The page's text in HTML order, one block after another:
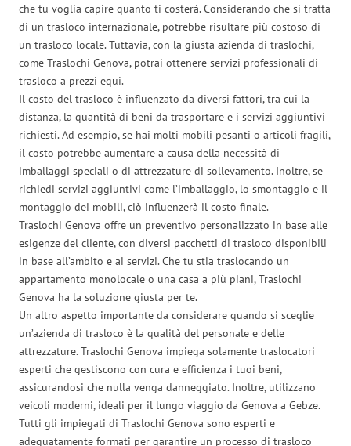
che tu voglia capire quanto ti costerà. Considerando che si tratta
di un trasloco internazionale, potrebbe risultare più costoso di
un trasloco locale. Tuttavia, con la giusta azienda di traslochi,
come Traslochi Genova, potrai ottenere servizi professionali di
trasloco a prezzi equi.
Il costo del trasloco è influenzato da diversi fattori, tra cui la
distanza, la quantità di beni da trasportare e i servizi aggiuntivi
richiesti. Ad esempio, se hai molti mobili pesanti o articoli fragili,
il costo potrebbe aumentare a causa della necessità di
imballaggi speciali o di attrezzature di sollevamento. Inoltre, se
richiedi servizi aggiuntivi come l’imballaggio, lo smontaggio e il
montaggio dei mobili, ciò influenzerà il costo finale.
Traslochi Genova offre un preventivo personalizzato in base alle
esigenze del cliente, con diversi pacchetti di trasloco disponibili
in base all’ambito e ai servizi. Che tu stia traslocando un
appartamento monolocale o una casa a più piani, Traslochi
Genova ha la soluzione giusta per te.
Un altro aspetto importante da considerare quando si sceglie
un’azienda di trasloco è la qualità del personale e delle
attrezzature. Traslochi Genova impiega solamente traslocatori
esperti che gestiscono con cura e efficienza i tuoi beni,
assicurandosi che nulla venga danneggiato. Inoltre, utilizzano
veicoli moderni, ideali per il lungo viaggio da Genova a Gebze.
Tutti gli impiegati di Traslochi Genova sono esperti e
adeguatamente formati per garantire un processo di trasloco